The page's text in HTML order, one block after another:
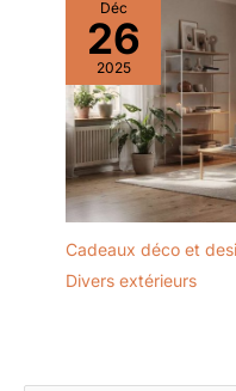
Déc
26
2025
Cadeaux déco et
Divers extérieurs